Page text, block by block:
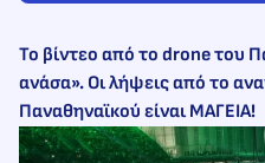
To βίντεο από το drone του
ανάσα». Οι λήψεις από το
Παναθηναϊκού είναι ΜΑΓΕΙΑ!